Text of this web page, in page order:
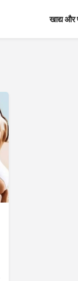
खाद्य और